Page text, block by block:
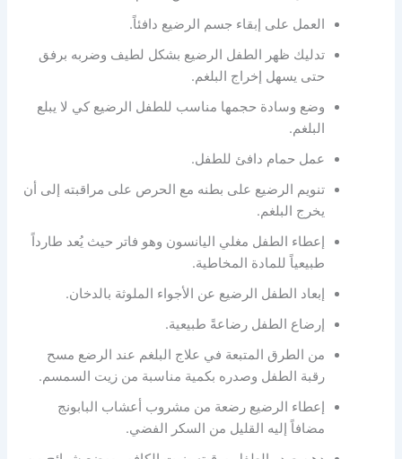
العمل على إبقاء جسم الرضيع دافئاً.
تدليك ظهر الطفل الرضيع بشكل لطيف وضربه برفق
حتى يسهل إخراج البلغم.
وضع وسادة حجمها مناسب للطفل الرضيع كي لا يبلع
البلغم.
عمل حمام دافئ للطفل.
تنويم الرضيع على بطنه مع الحرص على مراقبته إلى أن
يخرج البلغم.
إعطاء الطفل مغلي اليانسون وهو فاتر حيث يُعد طارداً
طبيعياً للمادة المخاطية.
إبعاد الطفل الرضيع عن الأجواء الملوثة بالدخان.
إرضاع الطفل رضاعةً طبيعية.
من الطرق المتبعة في علاج البلغم عند الرضع مسح
رقبة الطفل وصدره بكمية مناسبة من زيت السمسم.
إعطاء الرضيع رضعة من مشروب أعشاب البابونج
مضافاً إليه القليل من السكر الفضي.